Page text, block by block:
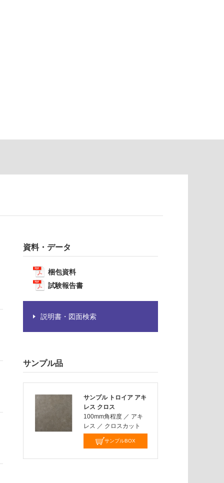
資料・データ
梱包資料
試験報告書
説明書・図面検索
サンプル品
サンプル トロイア アキ
レス クロス
100mm角程度 ／ アキ
レス ／ クロスカット
サンプルBOX